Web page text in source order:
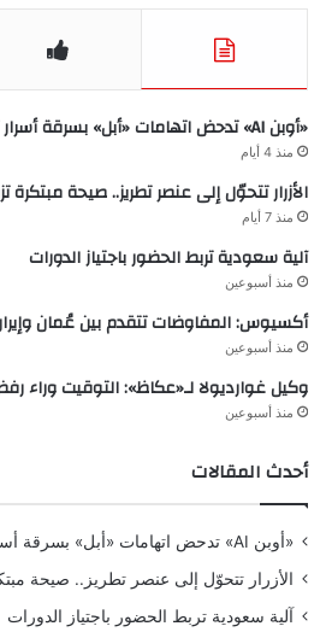
«أوبن AI» تدحض اتهامات «أبل» بسرقة أسرار تجارية
منذ 4 أيام
الأزرار تتحوّل إلى عنصر تطريز.. صيحة مبتكرة تزين
منذ 7 أيام
آلية سعودية تربط الحضور باجتياز الدورات
منذ أسبوعين
أكسيوس: المفاوضات تتقدم بين عُمان
منذ أسبوعين
وكيل غوارديولا لـ«عكاظ»: التوقيت وراء
منذ أسبوعين
أحدث المقالات
«أوبن AI» تدحض اتهامات «أبل» بسرقة أسرار تجارية
الأزرار تتحوّل إلى عنصر تطريز.. صيحة مبتكرة
آلية سعودية تربط الحضور باجتياز الدورات